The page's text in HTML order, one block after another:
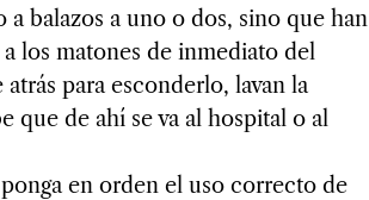
balazos a uno o dos, sino que han
los matones de inmediato del
para esconderlo, lavan la
que de ahí se va al hospital o al
en orden el uso correcto de